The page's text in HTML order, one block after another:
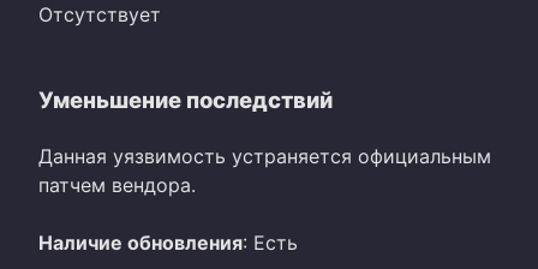
Отсутствует
Уменьшение последствий
Данная уязвимость устраняется официальным
патчем вендора.
Наличие обновления: Есть